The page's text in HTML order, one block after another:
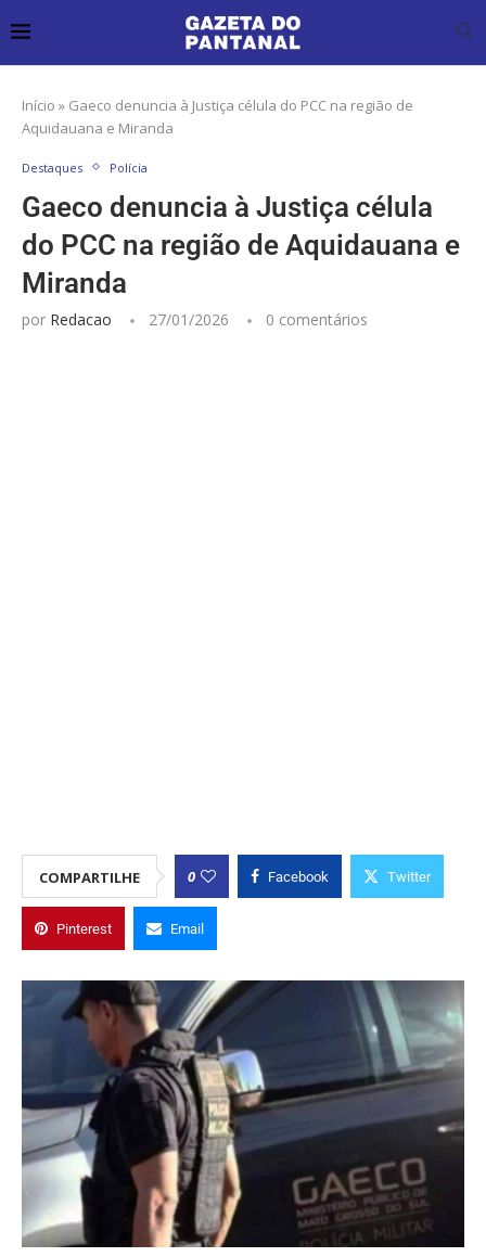
Início » Gaeco denuncia à Justiça célula do PCC na região de
Aquidauana e Miranda
Destaques Polícia
Gaeco denuncia à Justiça célula
do PCC na região de Aquidauana e
Miranda
por Redacao 27/01/2026 0 comentários
COMPARTILHE 0 Facebook Twitter
Pinterest Email